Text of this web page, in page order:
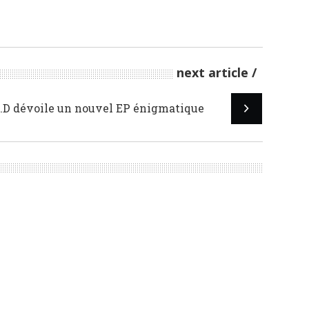
next article
dévoile un nouvel EP énigmatique